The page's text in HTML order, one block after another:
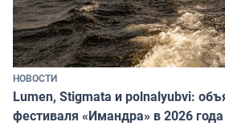
НОВОСТИ
Lumen, Stigmata и polnalyubvi:
фестиваля «Имандра» в 2026 года